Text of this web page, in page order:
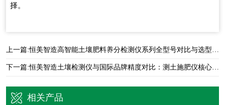
择。
上一篇:恒美智造高智能土壤肥料养分检测仪系列全型号对比与选型指南
下一篇:恒美智造土壤检测仪与国际品牌精度对比：测土施肥仪核心实力解析
相关产品